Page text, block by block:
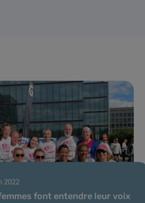
2022
font entendre leur voix